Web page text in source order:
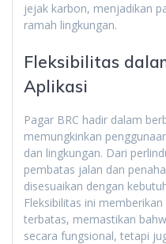
jejak karbon, menjadikan
ramah lingkungan.
Fleksibilitas
Aplikasi
Pagar BRC hadir dalam
memungkinkan
dan lingkungan. Dari
pembatas jalan dan
disesuaikan dengan
Fleksibilitas ini
terbatas, memastikan
secara fungsional, tetapi